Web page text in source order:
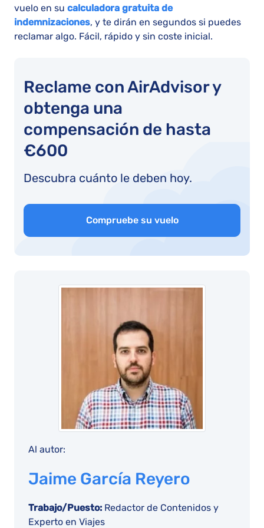
vuelo en su calculadora gratuita de
indemnizaciones, y te dirán en segundos si puedes
reclamar algo. Fácil, rápido y sin coste inicial.
Reclame con AirAdvisor y
obtenga una
compensación de hasta
€600
Descubra cuánto le deben hoy.
Compruebe su vuelo
Al autor:
Jaime García Reyero
Trabajo/Puesto: Redactor de Contenidos y
Experto en Viajes